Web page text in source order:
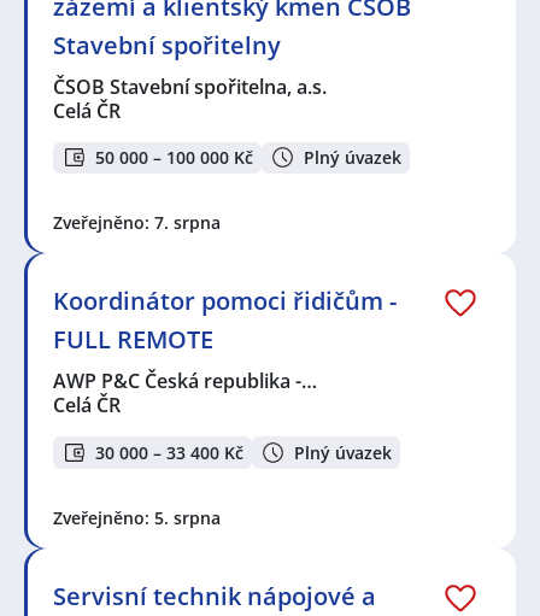
Stavební spořitelny
ČSOB Stavební spořitelna, a.s.
Celá ČR
50 000 – 100 000 Kč Plný úvazek
Zveřejněno: 7. srpna
Koordinátor pomoci řidičům -
FULL REMOTE
AWP P&C Česká republika -…
Celá ČR
30 000 – 33 400 Kč Plný úvazek
Zveřejněno: 5. srpna
Servisní technik nápojové a